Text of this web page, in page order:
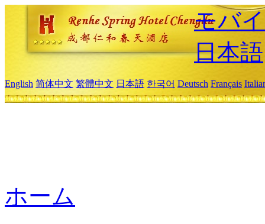
モバ
日本語
English 简体中文 繁體中文 日本語 한국어 Deutsch Français
ホーム